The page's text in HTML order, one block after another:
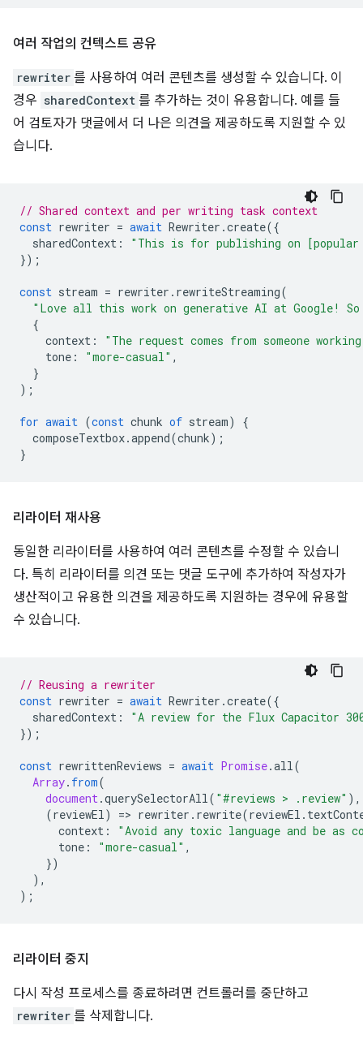
여러 작업의 컨텍스트 공유
rewriter 를 사용하여 여러 콘텐츠를 생성할 수 있습니다. 이
경우 sharedContext 를 추가하는 것이 유용합니다. 예를 들
어 검토자가 댓글에서 더 나은 의견을 제공하도록 지원할 수 있
습니다.
// Shared context and per writing task context
const rewriter = await Rewriter .create({
sharedContext :
"This is for publishing on [popular
});
const stream = rewriter . rewriteStreaming(
"Love all this work on generative AI at Google!
{
context :
"The request comes from someone
tone : "more-casual" ,
}
);
for await (const chunk of stream)
{
composeTextbox.append(chunk);
}
리라이터 재사용
동일한 리라이터를 사용하여 여러 콘텐츠를 수정할 수 있습니
다. 특히 리라이터를 의견 또는 댓글 도구에 추가하여 작성자가
생산적이고 유용한 의견을 제공하도록 지원하는 경우에 유용할
수 있습니다.
// Reusing a rewriter
const rewriter = await Rewriter .create({
sharedContext :
"A review for the Flux Capacitor
});
const rewrittenReviews = await Promise.all(
Array. from(
document.querySelectorAll( "#reviews > .review" ),
(reviewEl) => rewriter . rewrite(reviewEl .
context :
"Avoid any toxic language and be as
tone : "more-casual" ,
})
),
);
리라이터 중지
다시 작성 프로세스를 종료하려면 컨트롤러를 중단하고
rewriter 를 삭제합니다.